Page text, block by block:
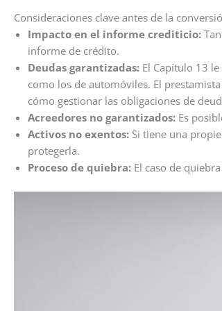
Consideraciones clave antes de la
Impacto en el informe crediticio:
informe de crédito.
Deudas garantizadas: El Capítulo 13
como los de automóviles. El
cómo gestionar las obligaciones de
Acreedores no garantizados: Es
Activos no exentos: Si tiene una
protegerla.
Proceso de quiebra: El caso de